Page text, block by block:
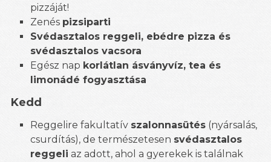
pizzáját!
Zenés pizsiparti
Svédasztalos reggeli, ebédre pizza és
svédasztalos vacsora
Egész nap korlátlan ásványvíz, tea és
limonádé fogyasztása
Kedd
Reggelire fakultatív szalonnasütés (nyársalás,
csurdítás), de természetesen svédasztalos
reggeli az adott, ahol a gyerekek is találnak